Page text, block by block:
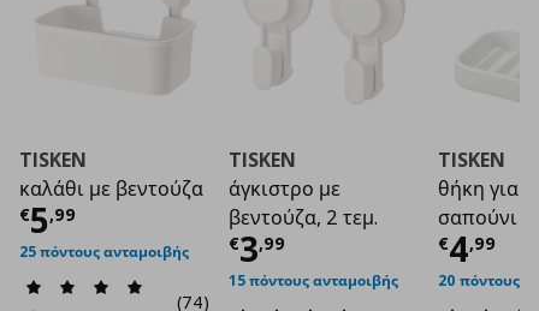
TISKEN
καλάθι με βεντούζα
€5,99
Τρέχουσα τιμή€ 5,99
25 πόντους ανταμοιβής
(74)
TISKEN
άγκιστρο με
βεντούζα, 2 τεμ.
€3,99
Τρέχουσα τιμή€
15 πόντους ανταμοιβής
TISKEN
θήκη για
σαπούνι
€4,99
20 πόντους